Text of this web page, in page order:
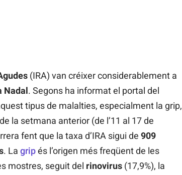
(IRA) van créixer considerablement a
Nadal. Segons ha informat el portal del
tipus de malalties, especialment la grip,
la setmana anterior (de l’11 al 17 de
fent que la taxa d’IRA sigui de 909
. La gripés l’origen més freqüent de les
mostres, seguit del rinovirus(17,9%), la